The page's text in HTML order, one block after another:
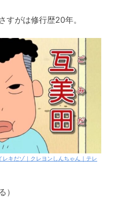
すがは修行歴20年。
キだゾ｜クレヨンしんちゃん｜テレ